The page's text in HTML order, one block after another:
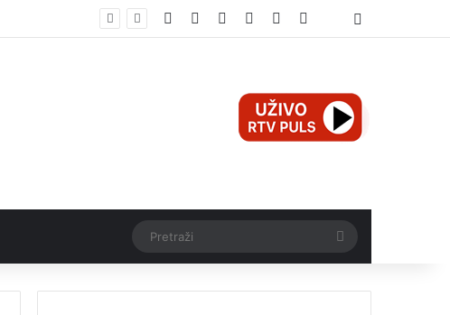
Facebook PinterestYouTubeInstagram Threads